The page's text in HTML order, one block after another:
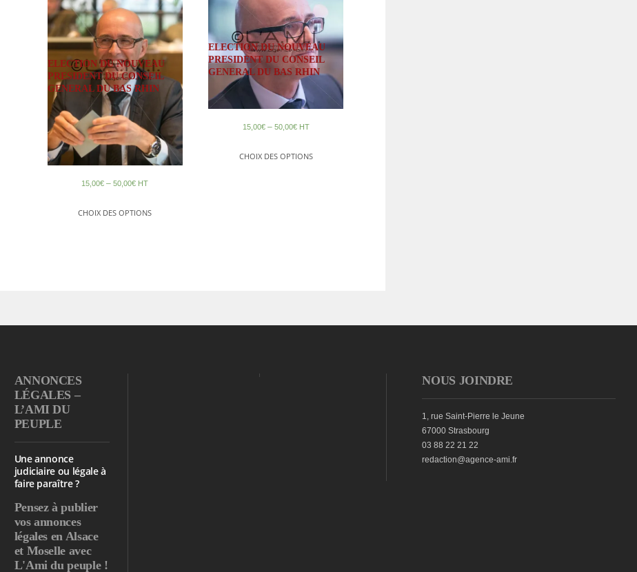
ELECTION DU NOUVEAU
PRESIDENT DU CONSEIL
GENERAL DU BAS RHIN
15,00€ –50,00€ HT
CHOIX DES OPTIONS
ELECTION DU NOUVEAU
PRESIDENT DU CONSEIL
GENERAL DU BAS RHIN
15,00€– 50,00€ HT
CHOIX DES OPTIONS
ANNONCES
LÉGALES –
L’AMI DU
PEUPLE
Une annonce
judiciaire ou légale à
faire paraître ?
Pensez à publier
vos annonces
légales en Alsace
et Moselle avec
L'Ami du peuple !
NOUS JOINDRE
1, rue Saint-Pierre le Jeune
67000 Strasbourg
03 88 22 21 22
redaction@agence-ami.fr